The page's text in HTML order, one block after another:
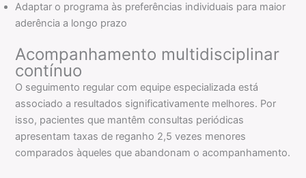
Adaptar o programa às preferências individuais para maior
aderência a longo prazo
Acompanhamento multidisciplinar
contínuo
O seguimento regular com equipe especializada está
associado a resultados significativamente melhores. Por
isso, pacientes que mantêm consultas periódicas
apresentam taxas de reganho 2,5 vezes menores
comparados àqueles que abandonam o acompanhamento.